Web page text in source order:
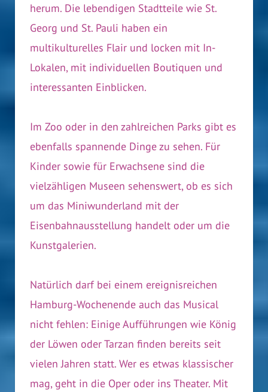
herum. Die lebendigen Stadtteile wie St.
Georg und St. Pauli haben ein
multikulturelles Flair und locken mit In-
Lokalen, mit individuellen Boutiquen und
interessanten Einblicken.
Im Zoo oder in den zahlreichen Parks gibt es
ebenfalls spannende Dinge zu sehen. Für
Kinder sowie für Erwachsene sind die
vielzähligen Museen sehenswert, ob es sich
um das Miniwunderland mit der
Eisenbahnausstellung handelt oder um die
Kunstgalerien.
Natürlich darf bei einem ereignisreichen
Hamburg-Wochenende auch das Musical
nicht fehlen: Einige Aufführungen wie König
der Löwen oder Tarzan finden bereits seit
vielen Jahren statt. Wer es etwas klassischer
mag, geht in die Oper oder ins Theater. Mit